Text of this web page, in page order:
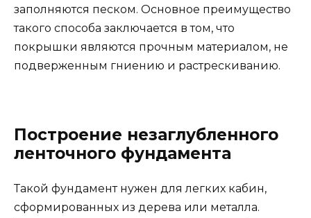
заполняются песком. Основное преимущество
такого способа заключается в том, что
покрышки являются прочным материалом, не
подверженным гниению и растрескиванию.
Построение незаглубленного
ленточного фундамента
Такой фундамент нужен для легких кабин,
сформированных из дерева или металла.